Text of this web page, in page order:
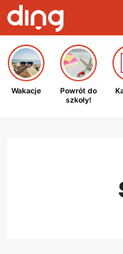
Wakacje
Powrót do
szkoły!